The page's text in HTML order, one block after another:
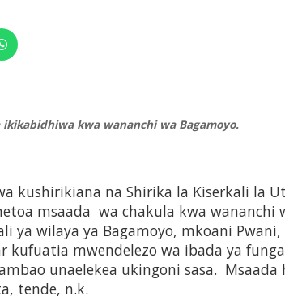
ikikabidhiwa kwa wananchi wa Bagamoyo.
kushirikiana na Shirika la Kiserkali la
msaada wa chakula kwa wananchi
ya wilaya ya Bagamoyo, mkoani
kufuatia mwendelezo wa ibada ya
unaelekea ukingoni sasa. Msaada
tende, n.k.